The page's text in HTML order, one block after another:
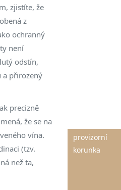
zjistíte, že
z
ochranný
není
odstín,
a přirozený
precizně
že se na
vína.
(tzv.
než ta,
provizorní
korunka